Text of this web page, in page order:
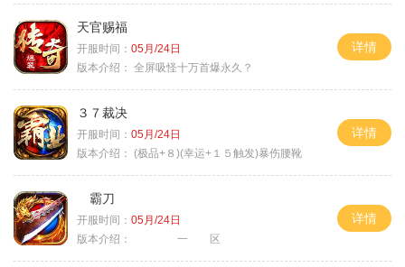
天官赐福
开服时间： 05月/24日
版本介绍： 全屏吸怪十万首爆永久？
详情
３７裁决
开服时间： 05月/24日
版本介绍： (极品+８)(幸运+１５触发)暴伤腰靴
详情
霸刀
开服时间： 05月/24日
版本介绍：
一 区
详情